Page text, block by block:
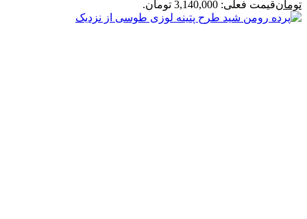
قیمت فعلی: 3,140,000 تومان.